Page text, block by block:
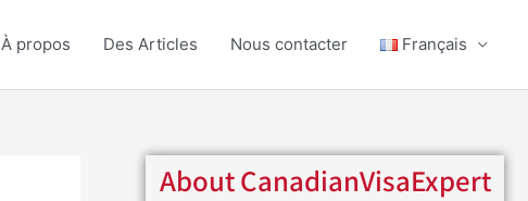
À propos Des Articles Nous contacter Français
About CanadianVisaExpert